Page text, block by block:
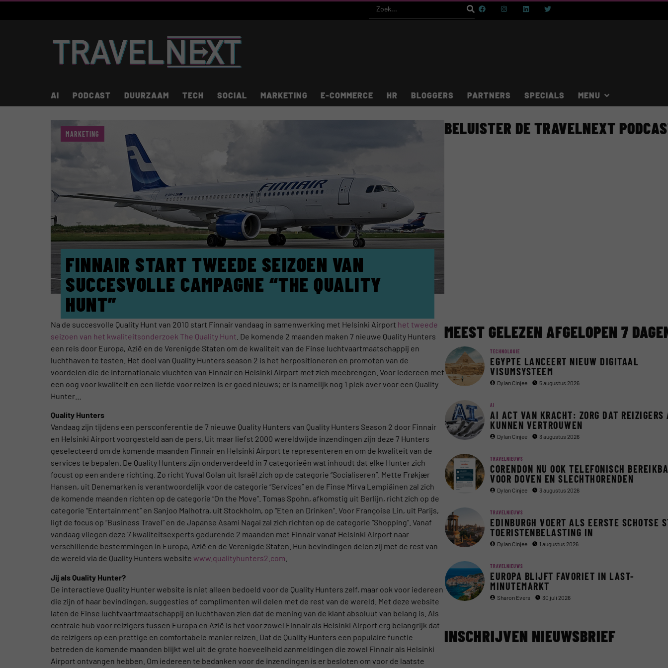
AI PODCAST DUURZAAM TECH SOCIAL MARKETING E-COMMERCE HR BLOGGERS PARTNERS SPECIALS
FINNAIR START TWEEDE SEIZOEN VAN
SUCCESVOLLE CAMPAGNE “THE QUALITY
HUNT”
MARKETING
Na de succesvolle Quality Hunt van 2010 start Finnair vandaag in samenwerking met Helsinki Airport het tweede
seizoen van het kwaliteitsonderzoek The Quality Hunt . De komende 2 maanden maken 7 nieuwe Quality Hunters
een reis door Europa, Azië en de Verenigde Staten om de kwaliteit van de Finse luchtvaartmaatschappij en
luchthaven te testen. Het doel van Quality Hunters season 2 is het herpositioneren en promoten van de
voordelen die de internationale vluchten van Finnair en Helsinki Airport met zich meebrengen. Voor iedereen met
een oog voor kwaliteit en een liefde voor reizen is er goed nieuws; er is namelijk nog 1 plek over voor een Quality
Hunter…
Quality Hunters
Vandaag zijn tijdens een persconferentie de 7 nieuwe Quality Hunters van Quality Hunters Season 2 door Finnair
en Helsinki Airport voorgesteld aan de pers. Uit maar liefst 2000 wereldwijde inzendingen zijn deze 7 Hunters
geselecteerd om de komende maanden Finnair en Helsinki Airport te representeren en om de kwaliteit van de
services te bepalen. De Quality Hunters zijn onderverdeeld in 7 categorieën wat inhoudt dat elke Hunter zich
focust op een andere richting. Zo richt Yuval Golan uit Israël zich op de categorie “Socialiseren”. Mette Frøkjær
Hansen, uit Denemarken is verantwoordelijk voor de categorie “Services” en de Finse Mirva Lempiäinen zal zich
de komende maanden richten op de categorie “On the Move”. Tomas Spohn, afkomstig uit Berlijn, richt zich op de
categorie “Entertainment” en Sanjoo Malhotra, uit Stockholm, op “Eten en Drinken”. Voor Françoise Lin, uit Parijs,
ligt de focus op “Business Travel” en de Japanse Asami Nagai zal zich richten op de categorie “Shopping”. Vanaf
vandaag vliegen deze 7 kwaliteitsexperts gedurende 2 maanden met Finnair vanaf Helsinki Airport naar
verschillende bestemmingen in Europa, Azië en de Verenigde Staten. Hun bevindingen delen zij met de rest van
de wereld via de Quality Hunters website www.qualityhunters2.com
Jij als Quality Hunter?
De interactieve Quality Hunter website is niet alleen bedoeld voor de Quality Hunters zelf, maar ook voor iedereen
die zijn of haar bevindingen, suggesties of complimenten wil delen met de rest van de wereld. Met deze website
laten de Finse luchtvaartmaatschappij en luchthaven zien dat de mening van de klant absoluut van belang is. Als
centrale hub voor reizigers tussen Europa en Azië is het voor zowel Finnair als Helsinki Airport erg belangrijk dat
de reizigers op een prettige en comfortabele manier reizen. Dat de Quality Hunters een populaire functie
betreden de komende maanden blijkt wel uit de grote hoeveelheid aanmeldingen die zowel Finnair als Helsinki
Airport ontvangen hebben. Om iedereen te bedanken voor de inzendingen is er besloten om voor de laatste
BELUISTER DE TRAVELNEXT
MEEST GELEZEN AFGELOPEN 7
TECHNOLOGIE
EGYPTE LANCEERT NIEUW DIGITAAL
VISUMSYSTEEM
Dylan Cinjee 5 augustus 2026
AI
AI ACT VAN KRACHT: ZORG DAT REIZIGERS
KUNNEN VERTROUWEN
Dylan Cinjee 3 augustus 2026
TRAVELNIEUWS
CORENDON NU OOK TELEFONISCH
VOOR DOVEN EN SLECHTHORENDEN
Dylan Cinjee 3 augustus 2026
TRAVELNIEUWS
EDINBURGH VOERT ALS EERSTE SCHOTSE
TOERISTENBELASTING IN
Dylan Cinjee 1 augustus 2026
TRAVELNIEUWS
EUROPA BLIJFT FAVORIET IN LAST-
MINUTEMARKT
Sharon Evers 30 juli 2026
INSCHRIJVEN NIEUWSBRIEF